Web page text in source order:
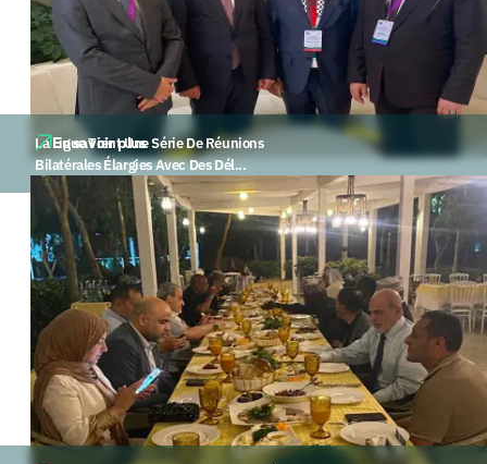
La Ligue Tient Une Série De Réunions
Bilatérales Élargies Avec Des Dél...
En savoir plus